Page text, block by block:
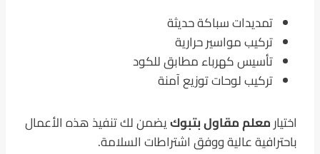
تمديدات سباكة حديثة
تركيب مواسير حرارية
تأسيس كهرباء مطابق للكود
تركيب لوحات توزيع آمنة
اختيارمعلم مقاول بتبوكيضمن لك تنفيذ هذه الأعمال
باحترافية عالية ووفق اشتراطات السلامة.